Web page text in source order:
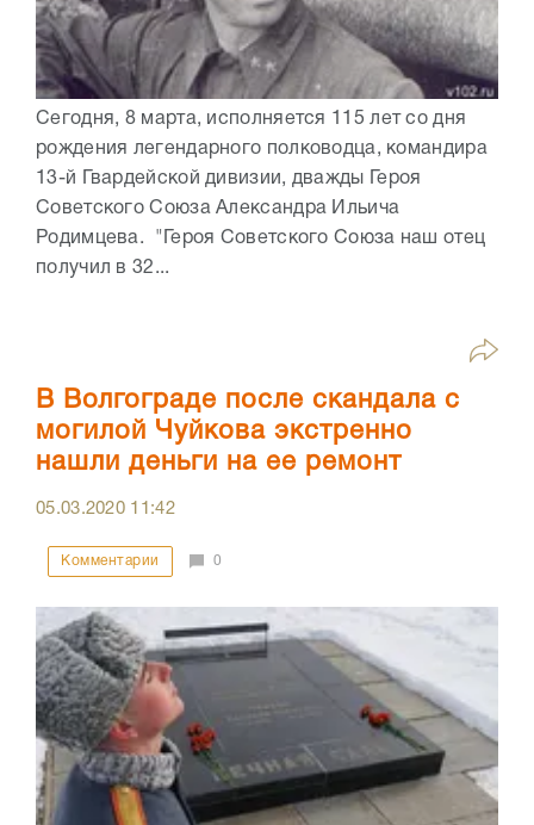
Сегодня, 8 марта, исполняется 115 лет со дня
рождения легендарного полководца, командира
13-й Гвардейской дивизии, дважды Героя
Советского Союза Александра Ильича
Родимцева. "Героя Советского Союза наш отец
получил в 32...
В Волгограде после скандала с
могилой Чуйкова экстренно
нашли деньги на ее ремонт
05.03.2020 11:42
Комментарии 0